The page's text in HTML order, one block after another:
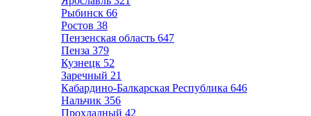
Рыбинск 66
Ростов 38
Пензенская область 647
Пенза 379
Кузнецк 52
Заречный 21
Кабардино-Балкарская Республика 646
Нальчик 356
Прохладный 42